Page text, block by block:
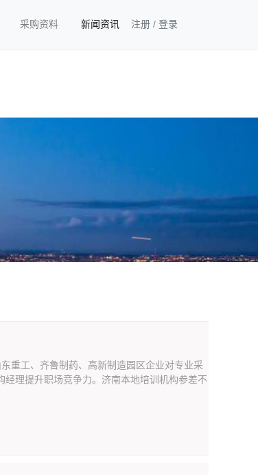
采购资料 新闻资讯 注册 / 登录
重工、齐鲁制药、高新制造园区企业对专业采
理提升职场竞争力。济南本地培训机构参差不